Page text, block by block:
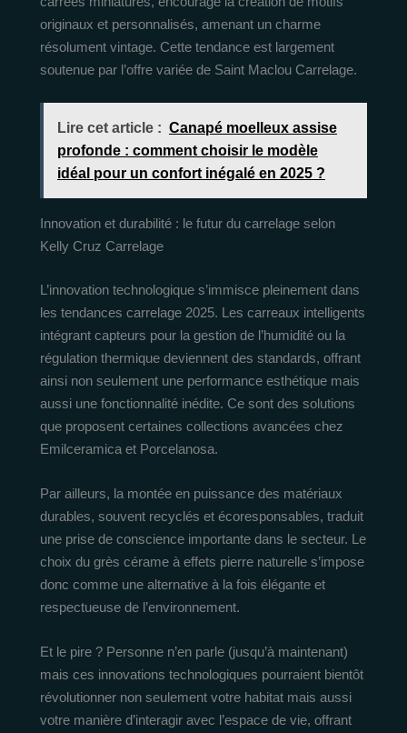
originaux et personnalisés, amenant un charme
résolument vintage. Cette tendance est largement
soutenue par l’offre variée de Saint Maclou Carrelage.
Lire cet article : Canapé moelleux assise
profonde : comment choisir le modèle
idéal pour un confort inégalé en 2025 ?
Innovation et durabilité : le futur du carrelage selon
Kelly Cruz Carrelage
L’innovation technologique s’immisce pleinement dans
les tendances carrelage 2025. Les carreaux intelligents
intégrant capteurs pour la gestion de l’humidité ou la
régulation thermique deviennent des standards, offrant
ainsi non seulement une performance esthétique mais
aussi une fonctionnalité inédite. Ce sont des solutions
que proposent certaines collections avancées chez
Emilceramica et Porcelanosa.
Par ailleurs, la montée en puissance des matériaux
durables, souvent recyclés et écoresponsables, traduit
une prise de conscience importante dans le secteur. Le
choix du grès cérame à effets pierre naturelle s’impose
donc comme une alternative à la fois élégante et
respectueuse de l’environnement.
Et le pire ? Personne n’en parle (jusqu’à maintenant)
mais ces innovations technologiques pourraient bientôt
révolutionner non seulement votre habitat mais aussi
votre manière d’interagir avec l’espace de vie, offrant